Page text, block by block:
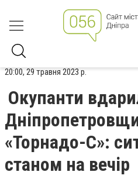
20:00, 29 травня 2023 р.
Окупанти
«Торнадо-С»:
станом на вечір